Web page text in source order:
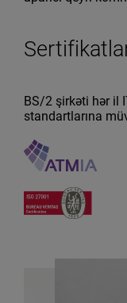
BS/2 şirkəti hər il
standartlarına